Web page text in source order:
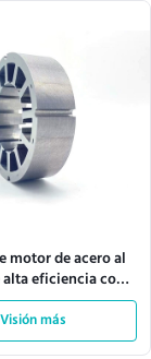
motor de acero al
eficiencia con
térmica y
de precisión para
eléctricos
Visión más